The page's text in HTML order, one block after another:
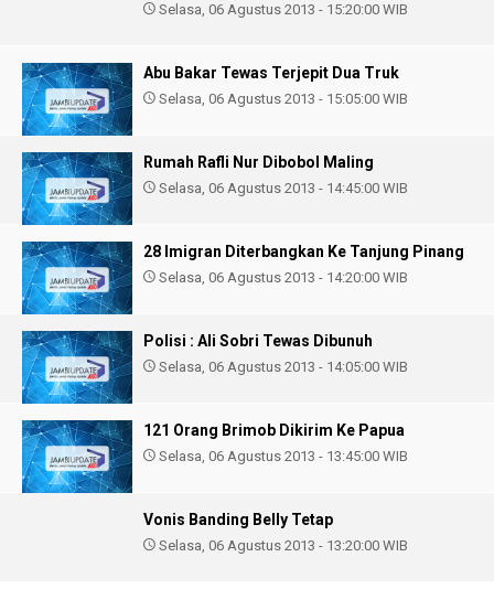
Selasa, 06 Agustus 2013 - 15:20:00 WIB
Abu Bakar Tewas Terjepit Dua Truk
Selasa, 06 Agustus 2013 - 15:05:00 WIB
Rumah Rafli Nur Dibobol Maling
Selasa, 06 Agustus 2013 - 14:45:00 WIB
28 Imigran Diterbangkan Ke Tanjung Pinang
Selasa, 06 Agustus 2013 - 14:20:00 WIB
Polisi : Ali Sobri Tewas Dibunuh
Selasa, 06 Agustus 2013 - 14:05:00 WIB
121 Orang Brimob Dikirim Ke Papua
Selasa, 06 Agustus 2013 - 13:45:00 WIB
Vonis Banding Belly Tetap
Selasa, 06 Agustus 2013 - 13:20:00 WIB